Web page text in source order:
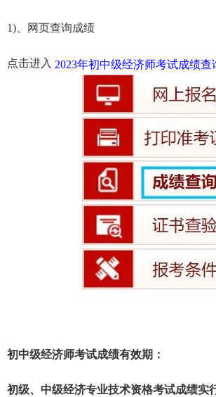
1)、网页查询成绩
点击进入 2023年初中级经济师考试成绩查
初中级经济师考试成绩有效期：
初级、中级经济专业技术资格考试成绩实